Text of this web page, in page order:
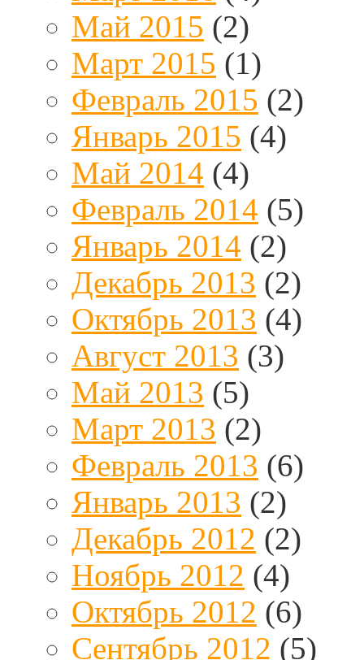
Май 2015 (2)
Март 2015 (1)
Февраль 2015 (2)
Январь 2015 (4)
Май 2014 (4)
Февраль 2014 (5)
Январь 2014 (2)
Декабрь 2013 (2)
Октябрь 2013 (4)
Август 2013 (3)
Май 2013 (5)
Март 2013 (2)
Февраль 2013 (6)
Январь 2013 (2)
Декабрь 2012 (2)
Ноябрь 2012 (4)
Октябрь 2012 (6)
Сентябрь 2012 (5)